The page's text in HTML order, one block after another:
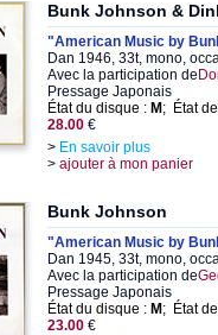
Bunk Johnson &
"American Music by
Dan 1946, 33t, mono,
Avec la participation de
Pressage Japonais
État du disque : M ; État
28.00 €
> En savoir plus
> ajouter à mon panier
Bunk Johnson
"American Music by
Dan 1945, 33t, mono,
Avec la participation de
Pressage Japonais
État du disque : M ; État
23.00 €